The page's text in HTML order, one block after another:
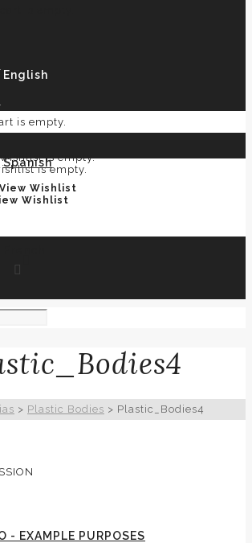
English
Spanish
- EXAMPLE PURPOSES
is empty.
is empty.
View Wishlist
is empty.
is empty.
Wishlist
> Plastic Bodies > Plastic_Bodies4